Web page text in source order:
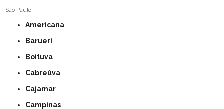
São Paulo
Americana
Barueri
Boituva
Cabreúva
Cajamar
Campinas